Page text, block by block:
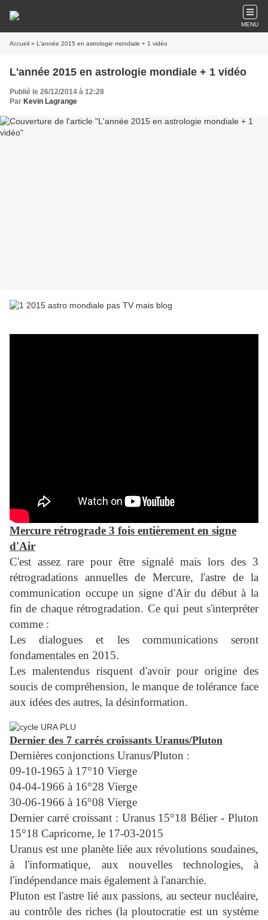
MENU
Accueil » L'année 2015 en astrologie mondiale + 1 vidéo
L'année 2015 en astrologie mondiale + 1 vidéo
Publié le 26/12/2014 à 12:28
Par Kevin Lagrange
Mercure rétrograde 3 fois entièrement en signe
d'Air
C'est assez rare pour être signalé mais lors des 3
rétrogradations annuelles de Mercure, l'astre de la
communication occupe un signe d'Air du début à la
fin de chaque rétrogradation. Ce qui peut s'interpréter
comme :
Les dialogues et les communications seront
fondamentales en 2015.
Les malentendus risquent d'avoir pour origine des
soucis de compréhension, le manque de tolérance face
aux idées des autres, la désinformation.
Dernier des 7 carrés croissants Uranus/Pluton
Dernières conjonctions Uranus/Pluton :
09-10-1965 à 17°10 Vierge
04-04-1966 à 16°28 Vierge
30-06-1966 à 16°08 Vierge
Dernier carré croissant : Uranus 15°18 Bélier - Pluton
15°18 Capricorne, le 17-03-2015
Uranus est une planète liée aux révolutions soudaines,
à l'informatique, aux nouvelles technologies, à
l'indépendance mais également à l'anarchie.
Pluton est l'astre lié aux passions, au secteur nucléaire,
au contrôle des riches (la ploutocratie est un système